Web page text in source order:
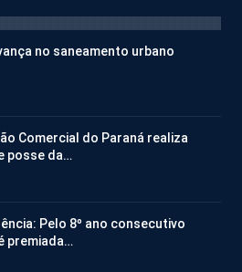
no saneamento urbano
Comercial do Paraná realiza
posse da…
Pelo 8º ano consecutivo
premiada…